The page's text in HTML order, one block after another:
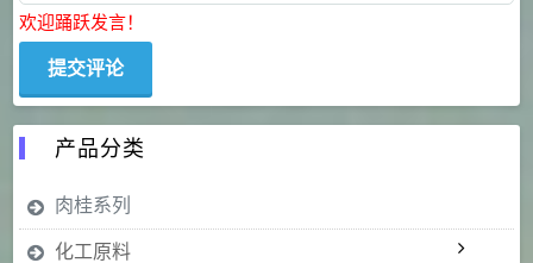
欢迎踊跃发言！
产品分类
肉桂系列
化工原料